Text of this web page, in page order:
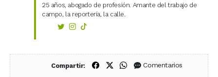
25 años, abogado de profesión. Amante del trabajo de
campo, la reportería, la calle.
Compartir: Compartir en Facebook
Compartir en X (Twitter)
Compartir en WhatsApp
Comentarios